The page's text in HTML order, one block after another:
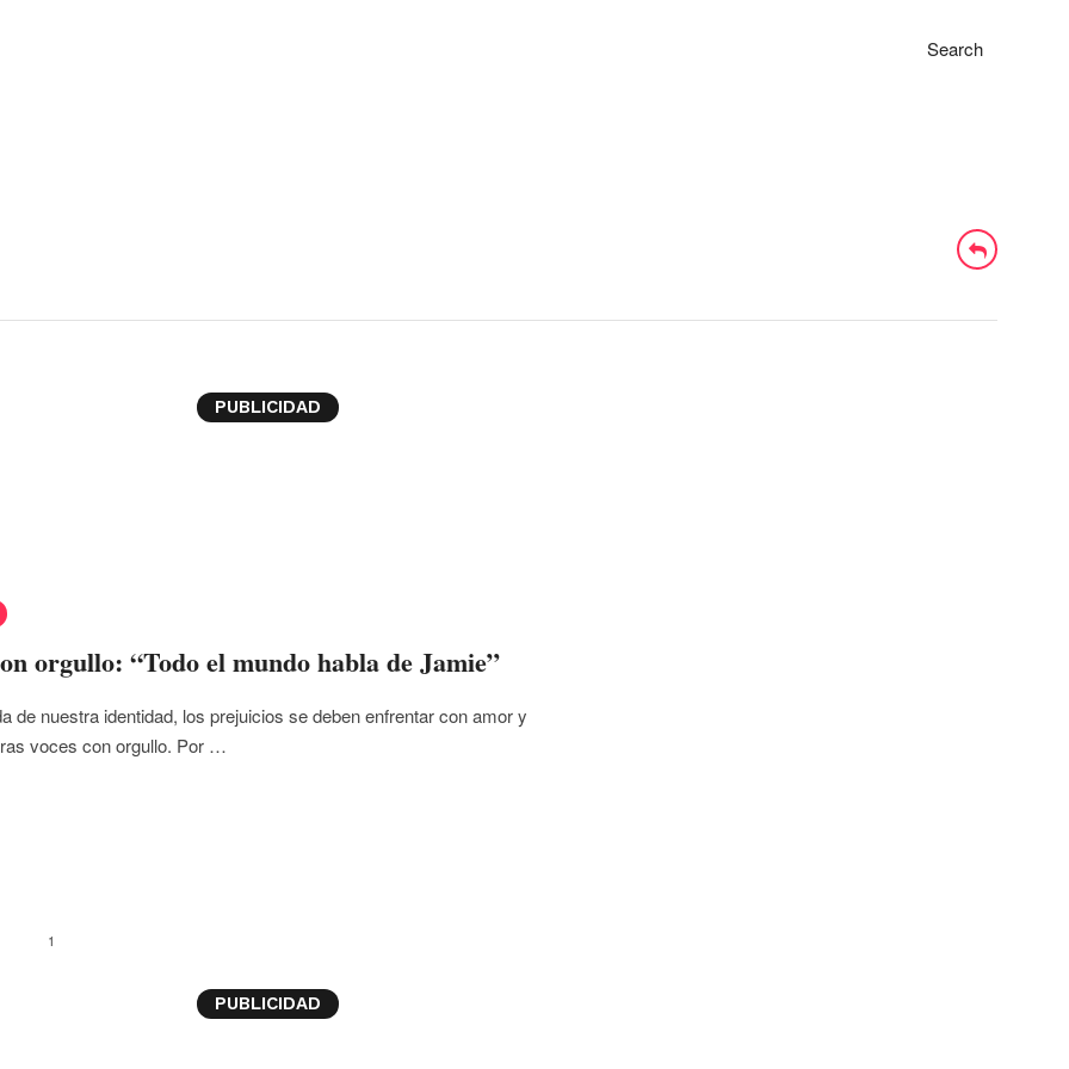
Search
PUBLICIDAD
orgullo: “Todo el mundo habla de Jamie”
de nuestra identidad, los prejuicios se deben enfrentar con amor y
voces con orgullo. Por …
1
PUBLICIDAD